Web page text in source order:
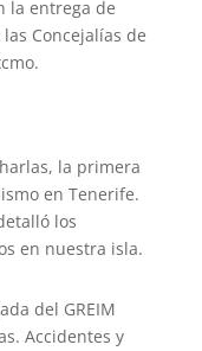
la entrega de
Concejalías de
la primera
en Tenerife.
los
en nuestra isla.
del GREIM
Accidentes y